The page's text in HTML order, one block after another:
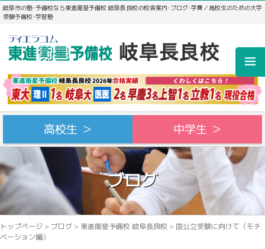
岐阜市の塾･予備校なら東進衛星予備校 岐阜長良校の校舎案内･ブログ･学費／高校生のための大学
受験予備校･学習塾
高校生 ＞ 中学生 ＞
ブログ
トップページ > ブログ > 東進衛星予備校 岐阜長良校 > 国公立受験に向けて（モチ
ベーション編）